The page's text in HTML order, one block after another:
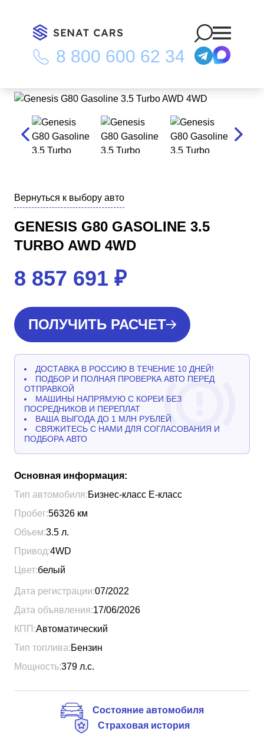
8 800 600 62 34
Главная Каталог/Genesis G80 Gasoline 3.5 Turbo AWD 4WD
Вернуться к выбору авто
GENESIS G80 GASOLINE 3.5
TURBO AWD 4WD
8 857 691 ₽
ПОЛУЧИТЬ РАСЧЕТ
ДОСТАВКА В РОССИЮ В ТЕЧЕНИЕ 10 ДНЕЙ!
ПОДБОР И ПОЛНАЯ ПРОВЕРКА АВТО ПЕРЕД
ОТПРАВКОЙ
МАШИНЫ НАПРЯМУЮ С КОРЕИ БЕЗ
ПОСРЕДНИКОВ И ПЕРЕПЛАТ
ВАША ВЫГОДА ДО 1 МЛН РУБЛЕЙ
СВЯЖИТЕСЬ С НАМИ ДЛЯ СОГЛАСОВАНИЯ И
ПОДБОРА АВТО
Основная информация:
Тип автомобиля:Бизнес-класс Е-класс
Пробег:56326 км
Объем:3.5 л.
Привод:4WD
Цвет:белый
Дата регистрации:07/2022
Дата объявления:17/06/2026
КПП:Автоматический
Тип топлива:Бензин
Мощность:379 л.с.
Состояние автомобиля
Страховая история